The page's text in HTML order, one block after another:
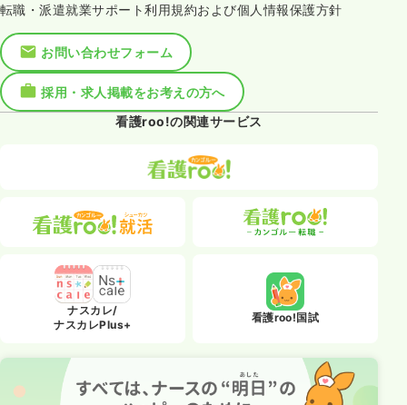
転職・派遣就業サポート利用規約および個人情報保護方針
お問い合わせフォーム
採用・求人掲載をお考えの方へ
看護roo!の関連サービス
ナスカレ/
ナスカレPlus+
看護roo!国試